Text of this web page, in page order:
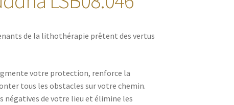
de la lithothérapie prêtent des vertus
votre protection, renforce la
tous les obstacles sur votre chemin.
négatives de votre lieu et élimine les